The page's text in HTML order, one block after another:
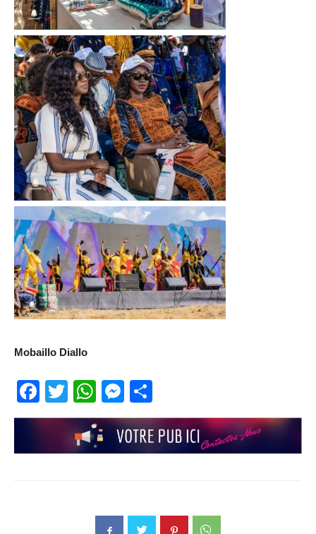
Mobaillo Diallo
Facebook
TwitterWhatsApp
Messenger